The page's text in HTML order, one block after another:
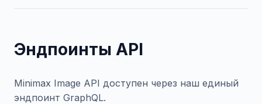
Эндпоинты API
Minimax Image API доступен через наш единый
эндпоинт GraphQL.